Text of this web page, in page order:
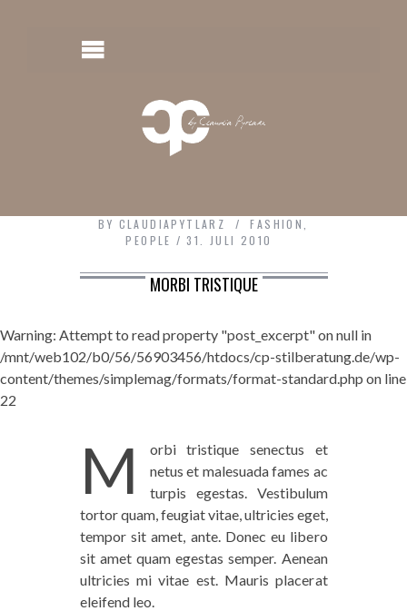
BY CLAUDIAPYTLARZ FASHION
PEOPLE
31. JULI 2010
MORBI TRISTIQUE
Warning: Attempt to read property "post_excerpt" on null in
/mnt/web102/b0/56/56903456/htdocs/cp-stilberatung.de/wp-
content/themes/simplemag/formats/format-standard.php on line
22
M
orbi tristique senectus et
netus et malesuada fames ac
turpis egestas. Vestibulum
tortor quam, feugiat vitae, ultricies eget,
tempor sit amet, ante. Donec eu libero
sit amet quam egestas semper. Aenean
ultricies mi vitae est. Mauris placerat
eleifend leo.